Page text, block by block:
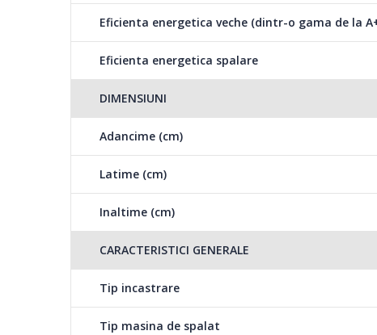
Eficienta energetica veche (dintr-o gama de la
Eficienta energetica spalare
DIMENSIUNI
Adancime (cm)
Latime (cm)
Inaltime (cm)
CARACTERISTICI GENERALE
Tip incastrare
Tip masina de spalat